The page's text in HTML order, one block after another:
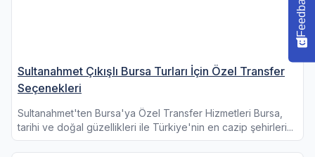
Sultanahmet Çıkışlı Bursa Turları İçin Özel Transfer
Seçenekleri
Sultanahmet'ten Bursa'ya Özel Transfer Hizmetleri Bursa,
tarihi ve doğal güzellikleri ile Türkiye'nin en cazip şehirleri...
Feedback